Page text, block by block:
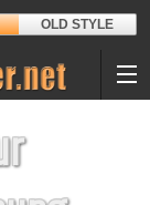
OLD STYLE